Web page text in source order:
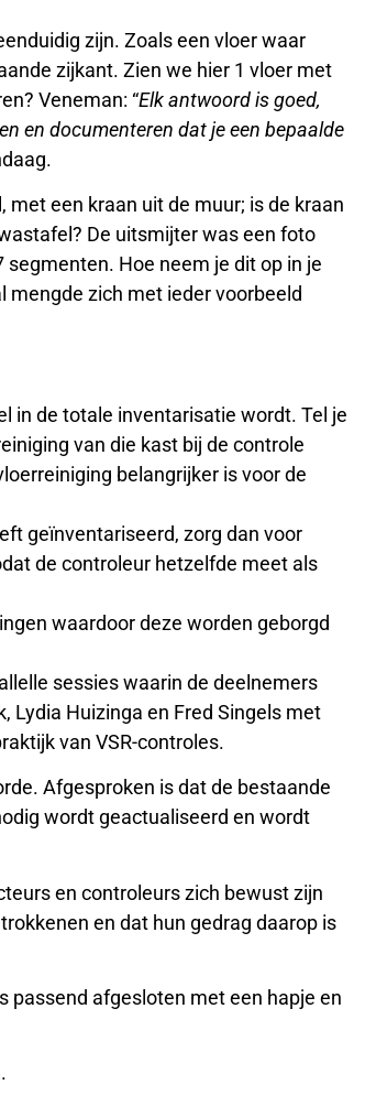
zijn. Zoals een vloer waar
zijkant. Zien we hier 1 vloer met
Veneman: “Elk antwoord is goed,
en documenteren dat je een bepaalde
een kraan uit de muur; is de kraan
De uitsmijter was een foto
Hoe neem je dit op in je
mengde zich met ieder voorbeeld
in de totale inventarisatie wordt. Tel je
van die kast bij de controle
belangrijker is voor de
geïnventariseerd, zorg dan voor
de controleur hetzelfde meet als
waardoor deze worden geborgd
sessies waarin de deelnemers
Lydia Huizinga en Fred Singels met
van VSR-controles.
Afgesproken is dat de bestaande
wordt geactualiseerd en wordt
en controleurs zich bewust zijn
en dat hun gedrag daarop is
passend afgesloten met een hapje en